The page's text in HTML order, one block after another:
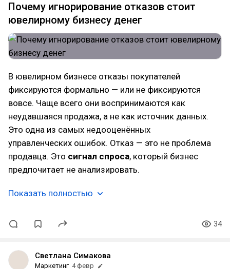
Почему игнорирование отказов стоит
ювелирному бизнесу денег
В ювелирном бизнесе отказы покупателей
фиксируются формально — или не фиксируются
вовсе. Чаще всего они воспринимаются как
неудавшаяся продажа, а не как источник данных.
Это одна из самых недооценённых
управленческих ошибок. Отказ — это не проблема
продавца. Это сигнал спроса, который бизнес
предпочитает не анализировать.
Показать полностью
34
Светлана Симакова
Маркетинг 4 февр